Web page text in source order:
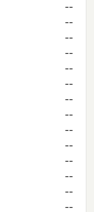
--
--
--
--
--
--
--
--
--
--
--
--
--
--